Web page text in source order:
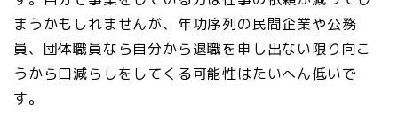
まうかもしれませんが、年功序列の民間企業や公務
員、団体職員なら自分から退職を申し出ない限り向こ
うから口減らしをしてくる可能性はたいへん低いで
す。